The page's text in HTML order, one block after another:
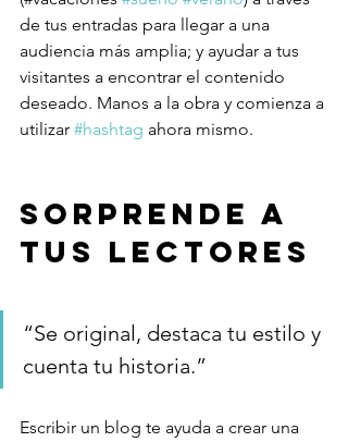
de tus entradas para llegar a una
audiencia más amplia; y ayudar a tus
visitantes a encontrar el contenido
deseado. Manos a la obra y comienza a
utilizar #hashtag ahora mismo.
Sorprende a
tus lectores
“Se original, destaca tu estilo y
cuenta tu historia.”
Escribir un blog te ayuda a crear una